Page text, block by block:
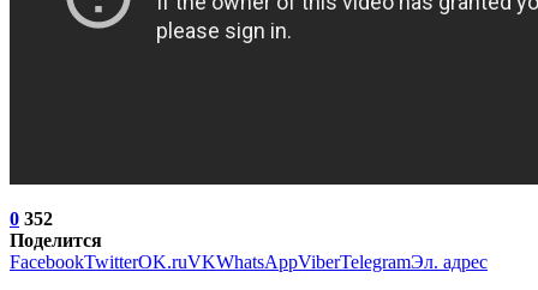
0 352
Поделится
FacebookTwitterOK.ruVKWhatsAppViberTelegramЭл. адрес